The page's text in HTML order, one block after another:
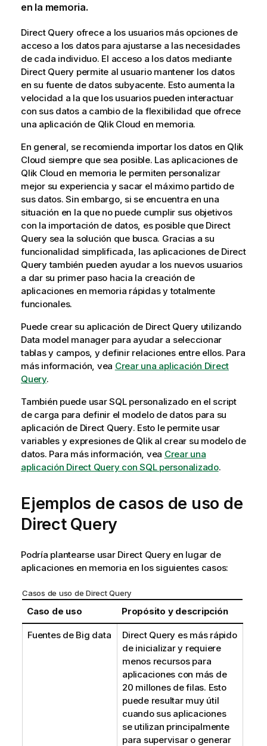
en la memoria.
Direct Query ofrece a los usuarios más opciones de
acceso a los datos para ajustarse a las necesidades
de cada individuo. El acceso a los datos mediante
Direct Query permite al usuario mantener los datos
en su fuente de datos subyacente. Esto aumenta la
velocidad a la que los usuarios pueden interactuar
con sus datos a cambio de la flexibilidad que ofrece
una aplicación de Qlik Cloud en memoria.
En general, se recomienda importar los datos en Qlik
Cloud siempre que sea posible. Las aplicaciones de
Qlik Cloud en memoria le permiten personalizar
mejor su experiencia y sacar el máximo partido de
sus datos. Sin embargo, si se encuentra en una
situación en la que no puede cumplir sus objetivos
con la importación de datos, es posible que Direct
Querysea la solución que busca. Gracias a su
funcionalidad simplificada, las aplicaciones de Direct
Querytambién pueden ayudar a los nuevos usuarios
a dar su primer paso hacia la creación de
aplicaciones en memoria rápidas y totalmente
funcionales.
Puede crear su aplicación de Direct Queryutilizando
Data model managerpara ayudar a seleccionar
tablas y campos, y definir relaciones entre ellos. Para
más información, vea Crear una aplicación Direct
Query.
También puede usar SQL personalizado en el script
de carga para definir el modelo de datos para su
aplicación de Direct Query. Esto le permite usar
variables y expresiones de Qlik al crear su modelo de
datos. Para más información, vea Crear una
aplicación Direct Query con SQL personalizado.
Ejemplos de casos de uso de
Direct Query
Podría plantearse usar Direct Queryen lugar de
aplicaciones en memoria en los siguientes casos:
Casos de uso de Direct Query
Caso de uso Propósito y descripción
Fuentes de Big data Direct Query es más rápido
de inicializar y requiere
menos recursos para
aplicaciones con más de
20 millones de filas. Esto
puede resultar muy útil
cuando sus aplicaciones
se utilizan principalmente
para supervisar o generar